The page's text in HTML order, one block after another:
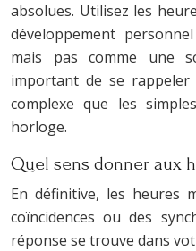
absolues. Utilisez les
développement
mais pas comme une
important de se
complexe que les
horloge.
Quel sens donner aux
En définitive, les heures
coïncidences ou des
réponse se trouve dans